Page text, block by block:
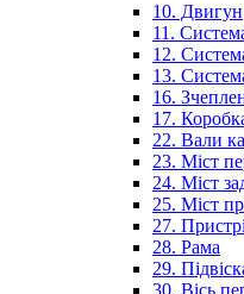
10. Двигун
11.
12.
13.
16.
17.
22. Вали
23. Міст
24. Міст
25. Міст
27.
28. Рама
29.